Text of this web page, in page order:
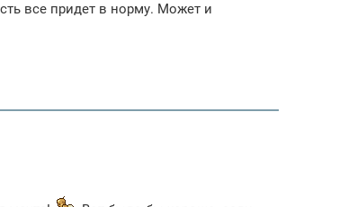
все придет в норму. Может и